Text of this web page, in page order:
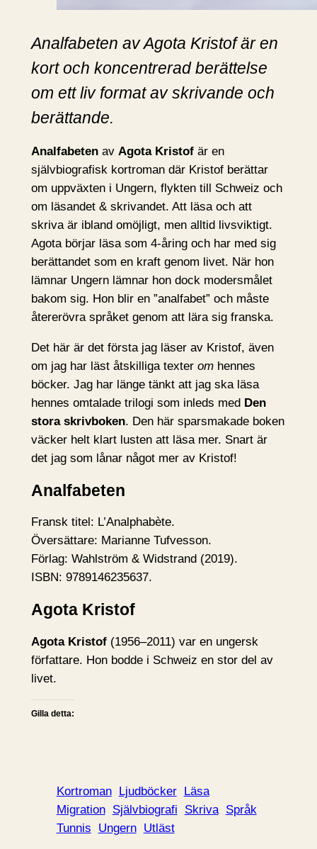
Analfabeten av Agota Kristof är en
kort och koncentrerad berättelse
om ett liv format av skrivande och
berättande.
Analfabeten av Agota Kristofär en
självbiografisk kortroman där Kristof berättar
om uppväxten i Ungern, flykten till Schweiz och
om läsandet & skrivandet. Att läsa och att
skriva är ibland omöjligt, men alltid livsviktigt.
Agota börjar läsa som 4-åring och har med sig
berättandet som en kraft genom livet. När hon
lämnar Ungern lämnar hon dock modersmålet
bakom sig. Hon blir en ”analfabet” och måste
återerövra språket genom att lära sig franska.
Det här är det första jag läser av Kristof, även
om jag har läst åtskilliga texter omhennes
böcker. Jag har länge tänkt att jag ska läsa
hennes omtalade trilogi som inleds med Den
stora skrivboken. Den här sparsmakade boken
väcker helt klart lusten att läsa mer. Snart är
det jag som lånar något mer av Kristof!
Analfabeten
Fransk titel: L’Analphabète.
Översättare: Marianne Tufvesson.
Förlag: Wahlström & Widstrand (2019).
ISBN: 9789146235637.
Agota Kristof
Agota Kristof(1956–2011) var en ungersk
författare. Hon bodde i Schweiz en stor del av
livet.
Gilla detta:
Kortroman Ljudböcker Läsa
Migration Självbiografi Skriva Språk
Tunnis
Ungern Utläst